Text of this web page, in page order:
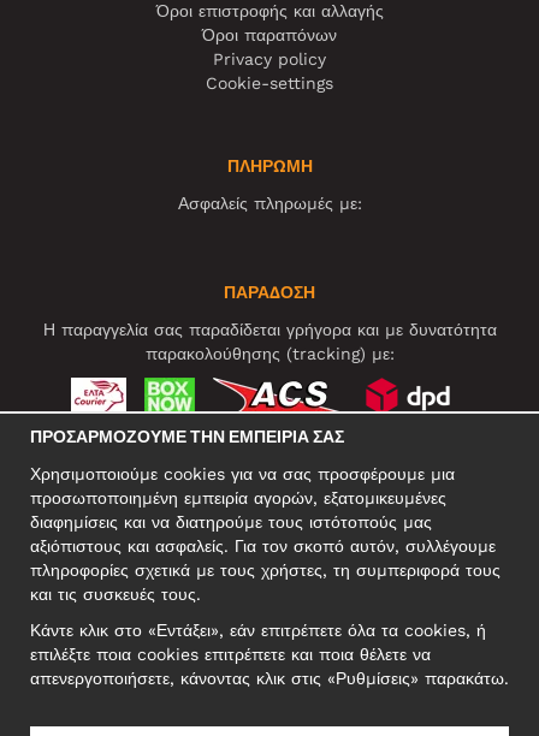
Όροι επιστροφής και αλλαγής
Όροι παραπόνων
Privacy policy
Cookie-settings
ΠΛΗΡΩΜΗ
Ασφαλείς πληρωμές με:
ΠΑΡΑΔΟΣΗ
Η παραγγελία σας παραδίδεται γρήγορα και με δυνατότητα
παρακολούθησης (tracking) με:
ΕΠΑΓΓΕΛΜΑΤΙΚΗ ΔΙΕΥΘΥΝΣΗ
Motley Denim Europe OÜ
Reg: 12356245
ΣΗΜΕΙΩΣΗ! Μη στέλνετε επιστρεφόμενα προϊόντα σε αυτήν τη
ΠΡΟΣΑΡΜΌΖΟΥΜΕ ΤΗΝ ΕΜΠΕΙΡΊΑ ΣΑΣ
Χρησιμοποιούμε cookies για να σας προσφέρουμε μια
προσωποποιημένη εμπειρία αγορών, εξατομικευμένες
διαφημίσεις και να διατηρούμε τους ιστότοπούς μας
αξιόπιστους και ασφαλείς. Για τον σκοπό αυτόν, συλλέγουμε
πληροφορίες σχετικά με τους χρήστες, τη συμπεριφορά τους
και τις συσκευές τους.
Κάντε κλικ στο «Εντάξει», εάν επιτρέπετε όλα τα cookies, ή
επιλέξτε ποια cookies επιτρέπετε και ποια θέλετε να
απενεργοποιήσετε, κάνοντας κλικ στις «Ρυθμίσεις» παρακάτω.